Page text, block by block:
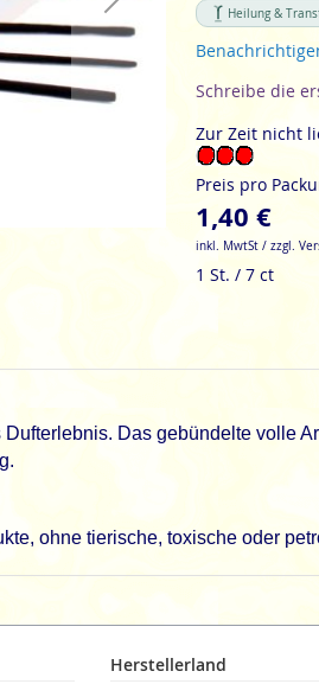
Heilung &
Schreibe die
Zur Zeit nicht
Preis pro
1,40 €
inkl. MwtSt / zzgl.
1 St. / 7 ct
Dufterlebnis. Das gebündelte volle
ohne tierische, toxische oder
Herstellerland